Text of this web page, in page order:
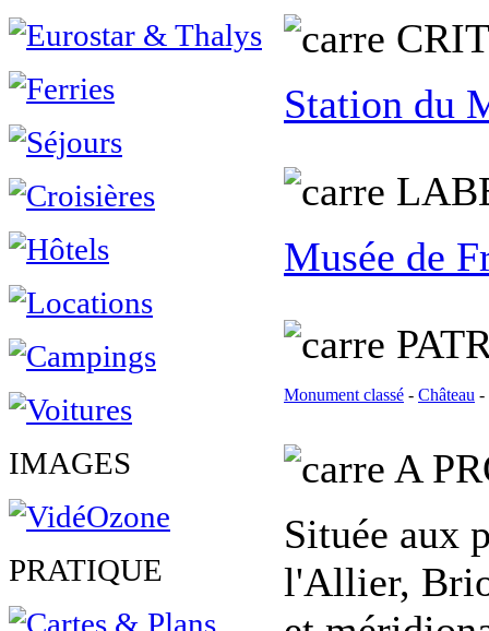
IMAGES
PRATIQUE
C
Station du
L
Musée de
Monument classé - Château -
A
Située aux
l'Allier,